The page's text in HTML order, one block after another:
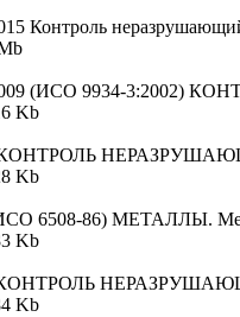
Контроль
(ИСО 9934-3:2002)
Kb
КОНТРОЛЬ
Kb
6508-86) МЕТАЛЛЫ.
Kb
КОНТРОЛЬ
Kb